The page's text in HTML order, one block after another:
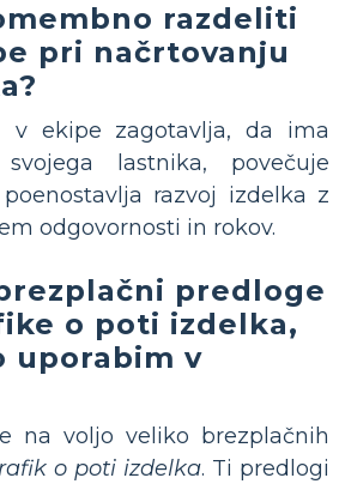
razdeliti
pri načrtovanju
v ekipe zagotavlja, da ima
lastnika, povečuje
razvoj izdelka z
odgovornosti in rokov.
predloge
o poti izdelka,
uporabim v
na voljo veliko brezplačnih
o poti izdelka. Ti predlogi